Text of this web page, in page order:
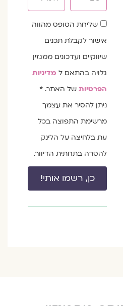
שדהשליחת הטופס מהווה
אישור לקבלת תכנים
שיווקיים ועדכונים ממגזין
גלויה בהתאם למדיניות
הפרטיותשל האתר. *
ניתן להסיר את עצמך
מרשימת התפוצה בכל
עת בלחיצה על הלינק
להסרה בתחתית הדיוור.
כן, רשמו אותי!